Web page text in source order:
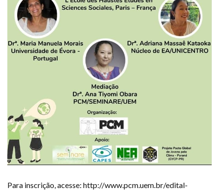
Para inscrição, acesse: http://www.pcm.uem.br/edital-